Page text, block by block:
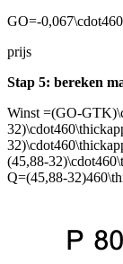
GO=-
prijs
Stap 5: bereken
Winst=(GO-
(45,88-
Q=(45,88-